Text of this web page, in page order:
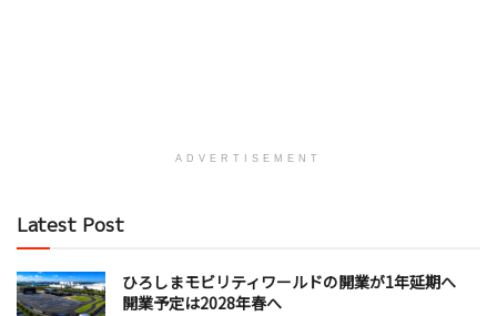
ADVERTISEMENT
Latest Post
ひろしまモビリティワールドの開業が1年延期へ
開業予定は2028年春へ